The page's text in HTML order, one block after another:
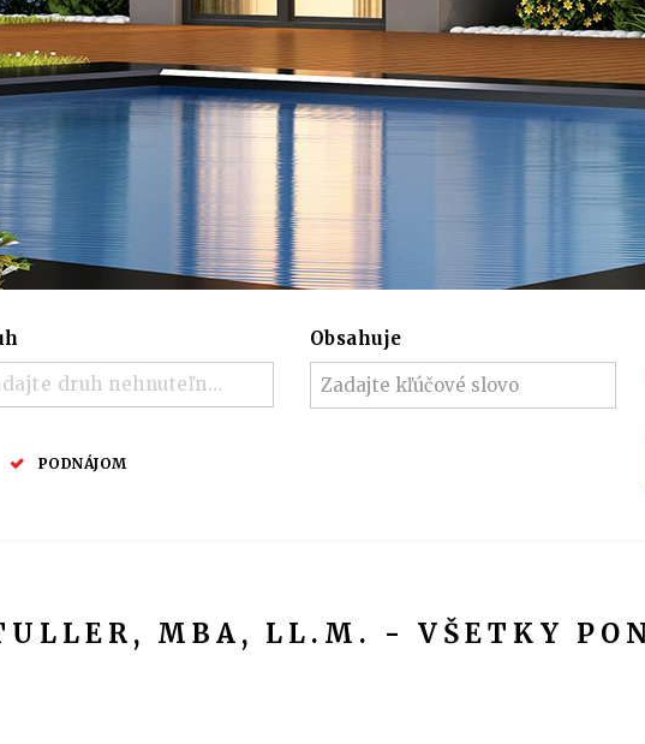
druh nehnuteľnosti ..
Obsahuje
PODNÁJOM
MBA, LL.M. - VŠETKY